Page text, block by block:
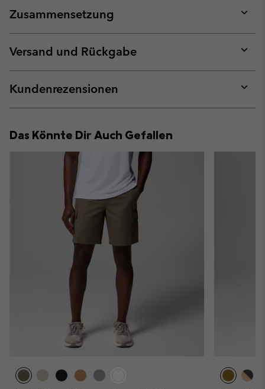
Zusammensetzung
or
Versand und Rückgabe
or
Kundenrezensionen
or
Das Könnte Dir Auch Gefallen